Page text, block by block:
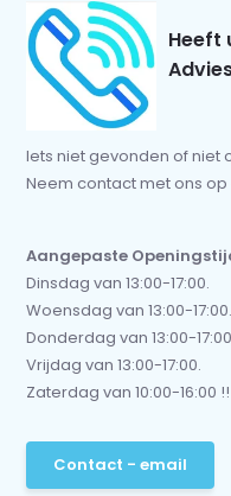
Heeft
Iets niet gevonden of niet
Neem contact met ons
Aangepaste
Dinsdag van 13:00-17:00.
Woensdag van 13:00-17:00.
Donderdag van 13:00-
Vrijdag van 13:00-17:00.
Zaterdag van 10:00-16:00 !!
Contact - email